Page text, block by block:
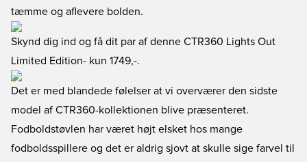
tæmme og aflevere bolden.
Skynd dig ind og få dit par af denne CTR360 Lights Out
Limited Edition- kun 1749,-.
Det er med blandede følelser at vi overværer den sidste
model af CTR360-kollektionen blive præsenteret.
Fodboldstøvlen har været højt elsket hos mange
fodboldsspillere og det er aldrig sjovt at skulle sige farvel til